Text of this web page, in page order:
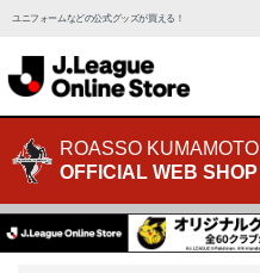
ユニフォームなどの公式グッズが買える！
ROASSO KUMAMOTO
OFFICIAL WEB SHOP